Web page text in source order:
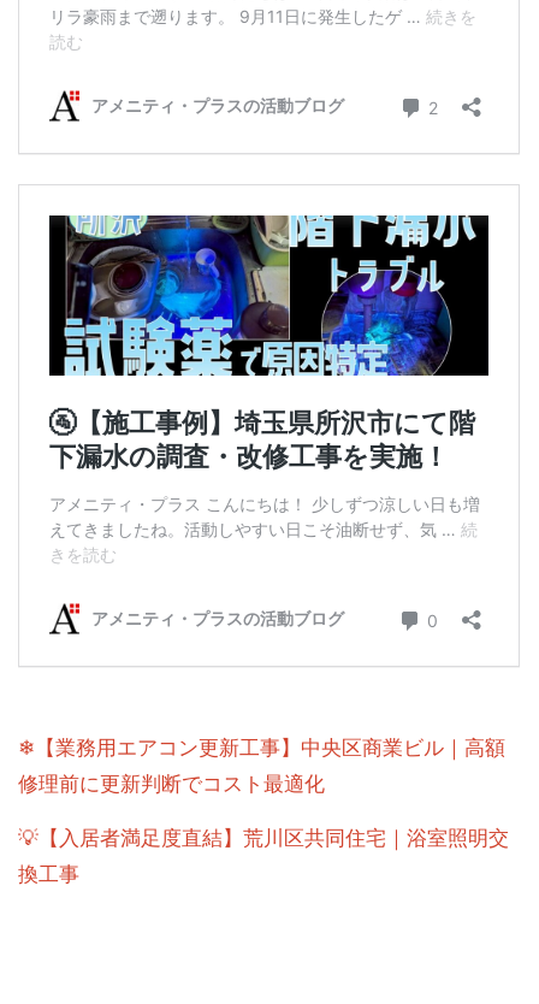
❄【業務用エアコン更新工事】中央区商業ビル｜高額
修理前に更新判断でコスト最適化
💡【入居者満足度直結】荒川区共同住宅｜浴室照明交
換工事